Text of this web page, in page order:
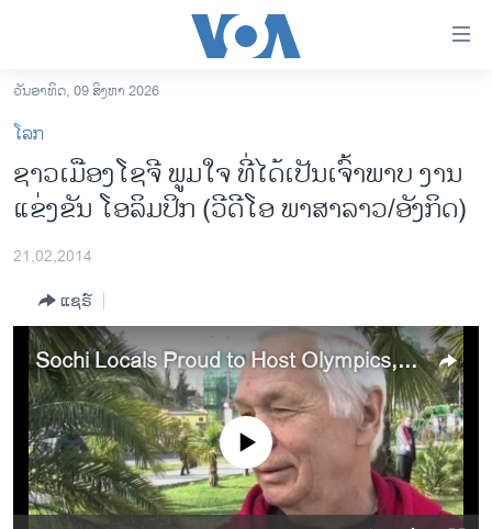
ເຂົ້າ
ຫາ
ຂ້າມ
ຂ້າມ
ຫາ
ອາເມຣິກາ
ຂ່າວ​ຈີນ
ໂລກ
ເອເຊຍ
ອິດສະຫຼະພາບດ້ານການຂ່າວ
ຊີວິດຊາວລາວ
ຊຸມຊົນຊາວລາວ
ວິທະຍາສາດ-ເທັກໂນໂລຈີ
ວັນອາທິດ, 09 ສິງຫາ 2026
ໂລກ
ຊາວເມືອງໂຊຈີ ພູມໃຈ ທີ່ໄດ້ເປັນເຈົ້າພາບ ງານ
ແຂ່ງຂັນ ໂອລິມປິກ (ວີດີໂອ ພາສາລາວ/ອັງກິດ)
21,02,2014
ແຊຣ໌
Sochi Locals Proud to Host Olympics, But Legacy Uncertain
No media source currently available